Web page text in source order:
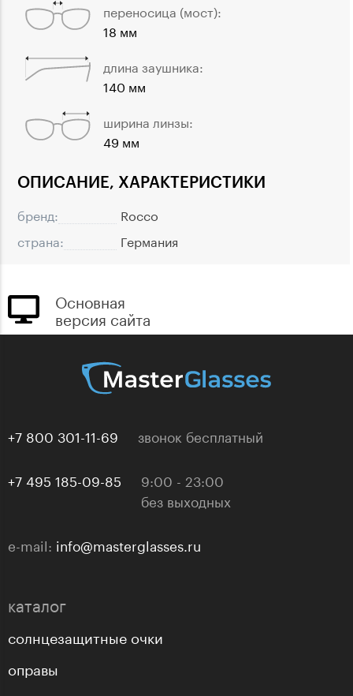
ОПИСАНИЕ, ХАРАКТЕРИСТИКИ
бренд:
Rocco
страна:
Германия
переносица (мост):
18 мм
длина заушника:
140 мм
ширина линзы:
49 мм
Основная
версия сайта
+7 800 301-11-69 звонок бесплатный
+7 495 185-09-85
9:00 - 23:00
без выходных
e-mail: info@masterglasses.ru
каталог
солнцезащитные очки
оправы